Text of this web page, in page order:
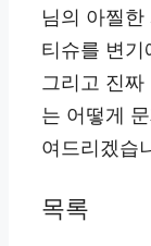
님의 아찔
티슈를 변기
그리고 진짜
는 어떻게
여드리겠습
목록